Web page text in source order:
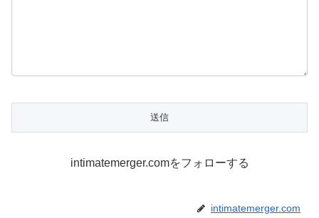
intimatemerger.comをフォローする
intimatemerger.com